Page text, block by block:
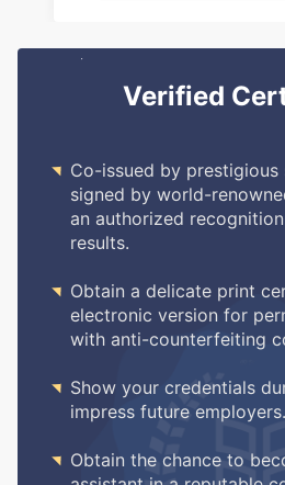
Verified
 Co-issued by prestigious
signed by world-
an authorized
results.
 Obtain a delicate print
electronic version for
with anti-counterfeiting
 Show your credentials
impress future employers.
 Obtain the chance to